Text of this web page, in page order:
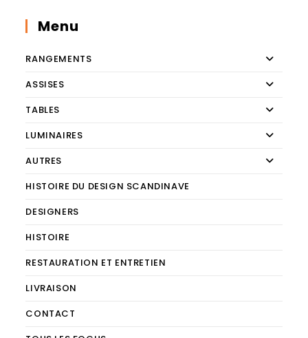
Menu
RANGEMENTS
ASSISES
TABLES
LUMINAIRES
AUTRES
HISTOIRE DU DESIGN SCANDINAVE
DESIGNERS
HISTOIRE
RESTAURATION ET ENTRETIEN
LIVRAISON
CONTACT